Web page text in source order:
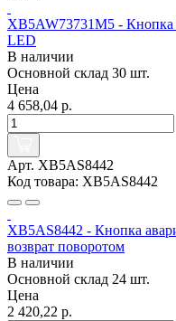
XB5AW73731M5 - Кнопка
LED
В наличии
Основной склад 30 шт.
Цена
4 658,04 р.
Арт. XB5AS8442
Код товара: XB5AS8442
XB5AS8442 - Кнопка
возврат поворотом
В наличии
Основной склад 24 шт.
Цена
2 420,22 р.